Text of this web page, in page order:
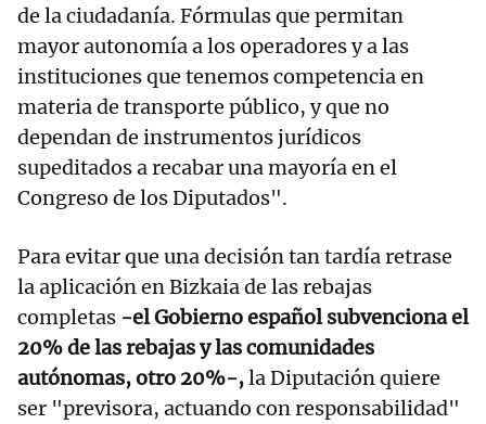
de la ciudadanía. Fórmulas que permitan
mayor autonomía a los operadores y a las
instituciones que tenemos competencia en
materia de transporte público, y que no
dependan de instrumentos jurídicos
supeditados a recabar una mayoría en el
Congreso de los Diputados".
Para evitar que una decisión tan tardía retrase
la aplicación en Bizkaia de las rebajas
completas -el Gobierno español subvenciona el
20% de las rebajas y las comunidades
autónomas, otro 20%-,la Diputación quiere
ser "previsora, actuando con responsabilidad"